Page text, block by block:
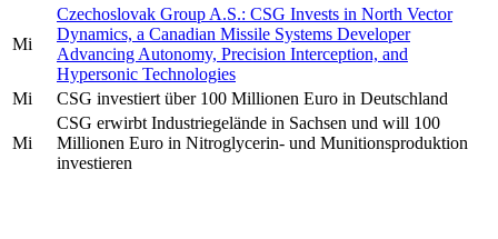
Mi
Czechoslovak Group A.S.: CSG Invests in North Vector
Dynamics, a Canadian Missile Systems Developer
Advancing Autonomy, Precision Interception, and
Hypersonic Technologies
Mi
CSG investiert über 100 Millionen Euro in Deutschland
Mi
CSG erwirbt Industriegelände in Sachsen und will 100
Millionen Euro in Nitroglycerin- und Munitionsproduktion
investieren